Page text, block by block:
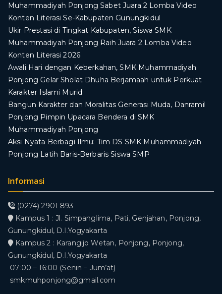
Muhammadiyah Ponjong Sabet Juara 2 Lomba Video
Konten Literasi Se-Kabupaten Gunungkidul
Ukir Prestasi di Tingkat Kabupaten, Siswa SMK
Muhammadiyah Ponjong Raih Juara 2 Lomba Video
Konten Literasi 2026
Awali Hari dengan Keberkahan, SMK Muhammadiyah
Ponjong Gelar Sholat Dhuha Berjamaah untuk Perkuat
Karakter Islami Murid
Bangun Karakter dan Moralitas Generasi Muda, Danramil
Ponjong Pimpin Upacara Bendera di SMK
Muhammadiyah Ponjong
​Aksi Nyata Berbagi Ilmu: Tim DS SMK Muhammadiyah
Ponjong Latih Baris-Berbaris Siswa SMP
Informasi
(0274) 2901 893
Kampus 1 : Jl. Simpanglima, Pati, Genjahan, Ponjong,
Gunungkidul, D.I.Yogyakarta
Kampus 2 : Karangijo Wetan, Ponjong, Ponjong,
Gunungkidul, D.I.Yogyakarta
07:00 – 16:00 (Senin – Jum’at)
smkmuhponjong@gmail.com